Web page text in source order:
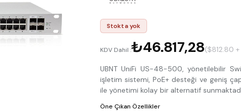
Stokta yok
KDV Dahil :₺46.817,28($812.80
UBNT UniFi US-48-500, yönetilebilir
işletim sistemi, PoE+ desteği ve geniş
ile yönetimi kolay bir alternatif
Öne Çıkan Özellikler